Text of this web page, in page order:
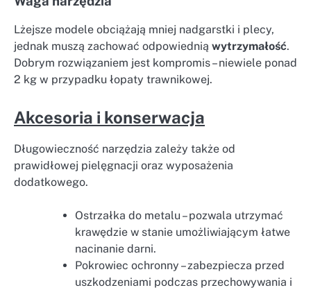
Lżejsze modele obciążają mniej nadgarstki i plecy,
jednak muszą zachować odpowiednią wytrzymałość.
Dobrym rozwiązaniem jest kompromis – niewiele ponad
2 kg w przypadku łopaty trawnikowej.
Akcesoria i konserwacja
Długowieczność narzędzia zależy także od
prawidłowej pielęgnacji oraz wyposażenia
dodatkowego.
Ostrzałka do metalu – pozwala utrzymać
krawędzie w stanie umożliwiającym łatwe
nacinanie darni.
Pokrowiec ochronny – zabezpiecza przed
uszkodzeniami podczas przechowywania i